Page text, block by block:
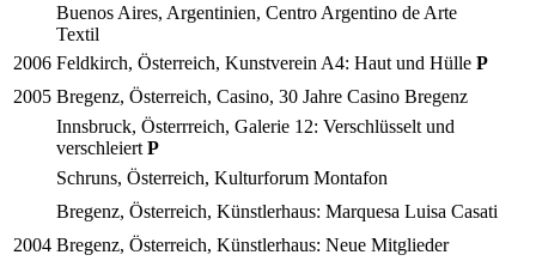
Buenos Aires, Argentinien, Centro Argentino de Arte
Textil
2006 Feldkirch, Österreich, Kunstverein A4: Haut und Hülle P
2005 Bregenz, Österreich, Casino, 30 Jahre Casino Bregenz
Innsbruck, Österrreich, Galerie 12: Verschlüsselt und
verschleiert P
Schruns, Österreich, Kulturforum Montafon
Bregenz, Österreich, Künstlerhaus: Marquesa Luisa Casati
2004 Bregenz, Österreich, Künstlerhaus: Neue Mitglieder